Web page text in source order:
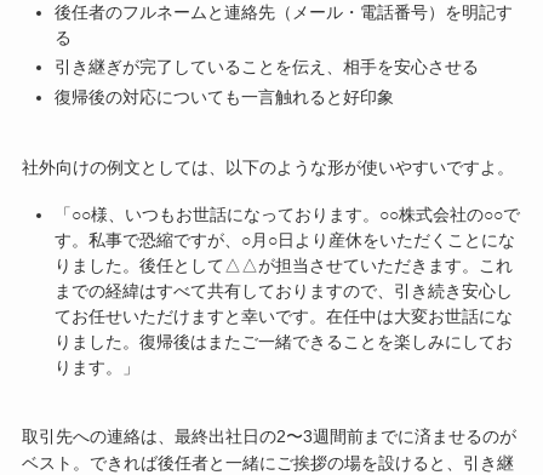
後任者のフルネームと連絡先（メール・電話番号）を明記す
る
引き継ぎが完了していることを伝え、相手を安心させる
復帰後の対応についても一言触れると好印象
社外向けの例文としては、以下のような形が使いやすいですよ。
「○○様、いつもお世話になっております。○○株式会社の○○で
す。私事で恐縮ですが、○月○日より産休をいただくことにな
りました。後任として△△が担当させていただきます。これ
までの経緯はすべて共有しておりますので、引き続き安心し
てお任せいただけますと幸いです。在任中は大変お世話にな
りました。復帰後はまたご一緒できることを楽しみにしてお
ります。」
取引先への連絡は、最終出社日の2〜3週間前までに済ませるのが
ベスト。できれば後任者と一緒にご挨拶の場を設けると、引き継